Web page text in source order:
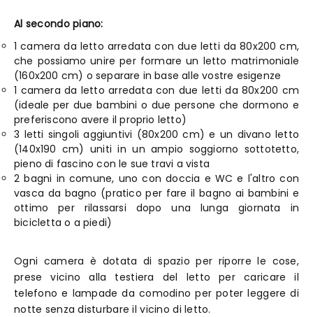
Al secondo piano:
1 camera da letto arredata con due letti da 80x200 cm,
che possiamo unire per formare un letto matrimoniale
(160x200 cm) o separare in base alle vostre esigenze
1 camera da letto arredata con due letti da 80x200 cm
(ideale per due bambini o due persone che dormono e
preferiscono avere il proprio letto)
3 letti singoli aggiuntivi (80x200 cm) e un divano letto
(140x190 cm) uniti in un ampio soggiorno sottotetto,
pieno di fascino con le sue travi a vista
2 bagni in comune, uno con doccia e WC e l'altro con
vasca da bagno (pratico per fare il bagno ai bambini e
ottimo per rilassarsi dopo una lunga giornata in
bicicletta o a piedi)
Ogni camera è dotata di spazio per riporre le cose,
prese vicino alla testiera del letto per caricare il
telefono e lampade da comodino per poter leggere di
notte senza disturbare il vicino di letto.